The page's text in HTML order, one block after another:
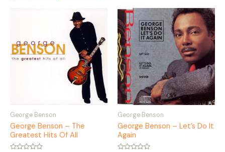
George Benson
George Benson – The
Greatest Hits Of All
George Benson
George Benson – Let’s Do It
Again